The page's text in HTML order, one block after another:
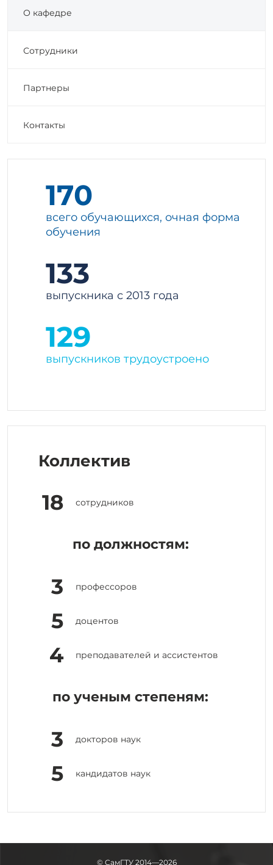
О кафедре
Сотрудники
Партнеры
Контакты
170
всего обучающихся, очная форма
обучения
133
выпускника с 2013 года
129
выпускников трудоустроено
Коллектив
18 сотрудников
по должностям:
3 профессоров
5 доцентов
4 преподавателей и ассистентов
по ученым степеням:
3 докторов наук
5 кандидатов наук
© СамГТУ 2014—2026